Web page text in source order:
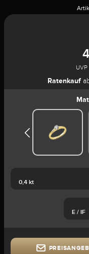
Ratenkauf